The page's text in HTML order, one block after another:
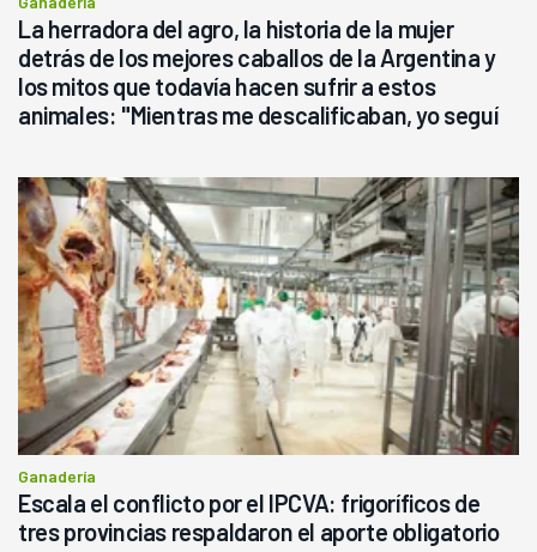
La herradora del agro, la historia de la mujer
detrás de los mejores caballos de la Argentina y
los mitos que todavía hacen sufrir a estos
animales: "Mientras me descalificaban, yo seguí
Ganadería
Escala el conflicto por el IPCVA: frigoríficos de
tres provincias respaldaron el aporte obligatorio